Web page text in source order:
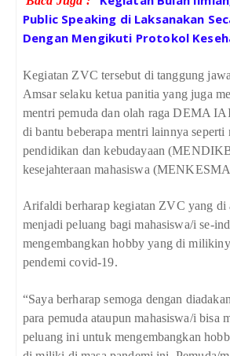
Public Speaking di Laksanakan
Dengan Mengikuti Protokol
Kegiatan ZVC tersebut di tanggung
Amsar selaku ketua panitia yang juga
mentri pemuda dan olah raga DEMA
di bantu beberapa mentri lainnya seperti
pendidikan dan kebudayaan
kesejahteraan mahasiswa
Arifaldi berharap kegiatan ZVC yang di
menjadi peluang bagi mahasiswa/i se-
mengembangkan hobby yang di
pendemi covid-19.
“Saya berharap semoga dengan
para pemuda ataupun mahasiswa/i bisa
peluang ini untuk mengembangkan